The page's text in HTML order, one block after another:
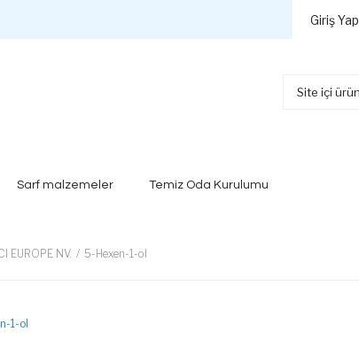
Giriş Yap
Sarf malzemeler Temiz Oda Kurulumu
EUROPE NV. 5-Hexen-1-ol